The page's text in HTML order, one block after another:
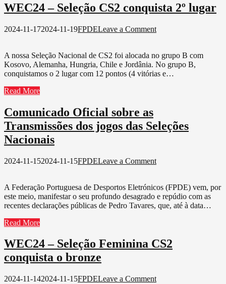
WEC24 – Seleção CS2 conquista 2º lugar
2024-11-172024-11-19FPDELeave a Commenton
Seleção
CS2
conquista
A nossa Seleção Nacional de CS2 foi alocada no grupo B com
Kosovo, Alemanha, Hungria, Chile e Jordânia. No grupo B,
conquistamos o 2 lugar com 12 pontos (4 vitórias e…
Read More
Comunicado Oficial sobre as
Transmissões dos jogos das Seleções
Nacionais
2024-11-152024-11-15FPDELeave a Commenton
sobre
as
Transmissões
Seleções
Nacionais
A Federação Portuguesa de Desportos Eletrónicos (FPDE) vem, por
este meio, manifestar o seu profundo desagrado e repúdio com as
recentes declarações públicas de Pedro Tavares, que, até à data…
Read More
WEC24 – Seleção Feminina CS2
conquista o bronze
2024-11-142024-11-15FPDELeave a Commenton